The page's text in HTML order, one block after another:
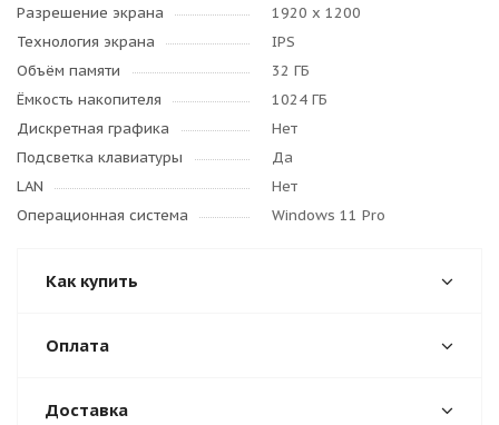
Разрешение экрана
1920 x 1200
Технология экрана
IPS
Объём памяти
32 ГБ
Ёмкость накопителя
1024 ГБ
Дискретная графика
Нет
Подсветка клавиатуры
Да
LAN
Нет
Операционная система
Windows 11 Pro
Как купить
Оплата
Доставка